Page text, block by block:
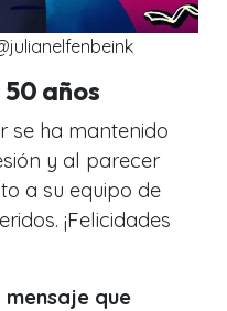
años
se ha mantenido
y al parecer
a su equipo de
. ¡Felicidades
que